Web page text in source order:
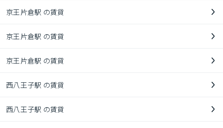
京王片倉駅 の賃貸
京王片倉駅 の賃貸
京王片倉駅 の賃貸
西八王子駅 の賃貸
西八王子駅 の賃貸